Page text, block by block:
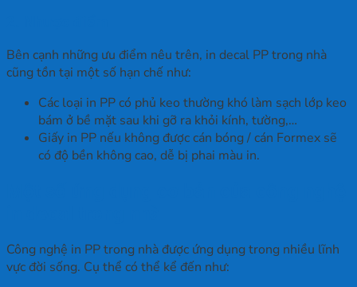
Bên cạnh những ưu điểm nêu trên, in decal PP trong nhà
cũng tồn tại một số hạn chế như:
Các loại in PP có phủ keo thường khó làm sạch lớp keo
bám ở bề mặt sau khi gỡ ra khỏi kính, tường,…
Giấy in PP nếu không được cán bóng / cán Formex sẽ
có độ bền không cao, dễ bị phai màu in.
Công nghệ in PP trong nhà được ứng dụng trong nhiều lĩnh
vực đời sống. Cụ thể có thể kể đến như: